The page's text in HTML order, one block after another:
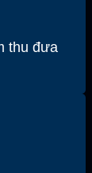
thu đưa